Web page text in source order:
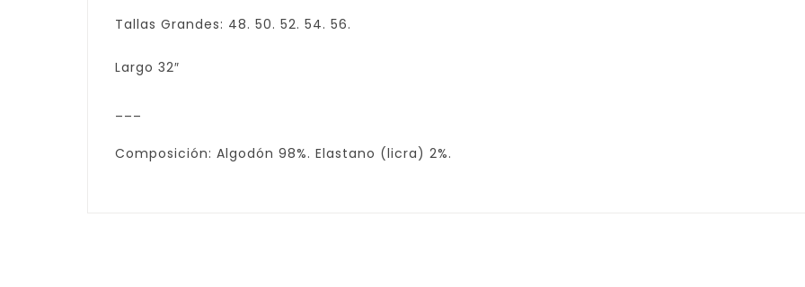
Tallas Grandes: 48. 50. 52. 54. 56.
Largo 32″
Composición: Algodón 98%. Elastano (licra) 2%.